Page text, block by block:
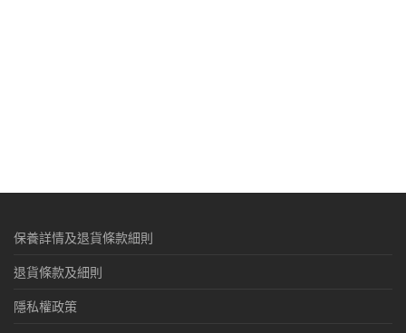
保養詳情及退貨條款細則
退貨條款及細則
隱私權政策